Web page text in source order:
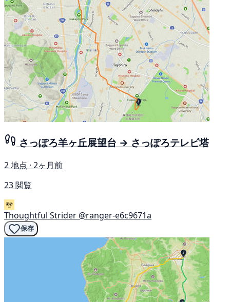
さっぽろ羊ヶ丘展望台 → さっぽろテレビ塔
2 地点 · 2ヶ月前
23 閲覧
Thoughtful Strider @ranger-e6c9671a
保存